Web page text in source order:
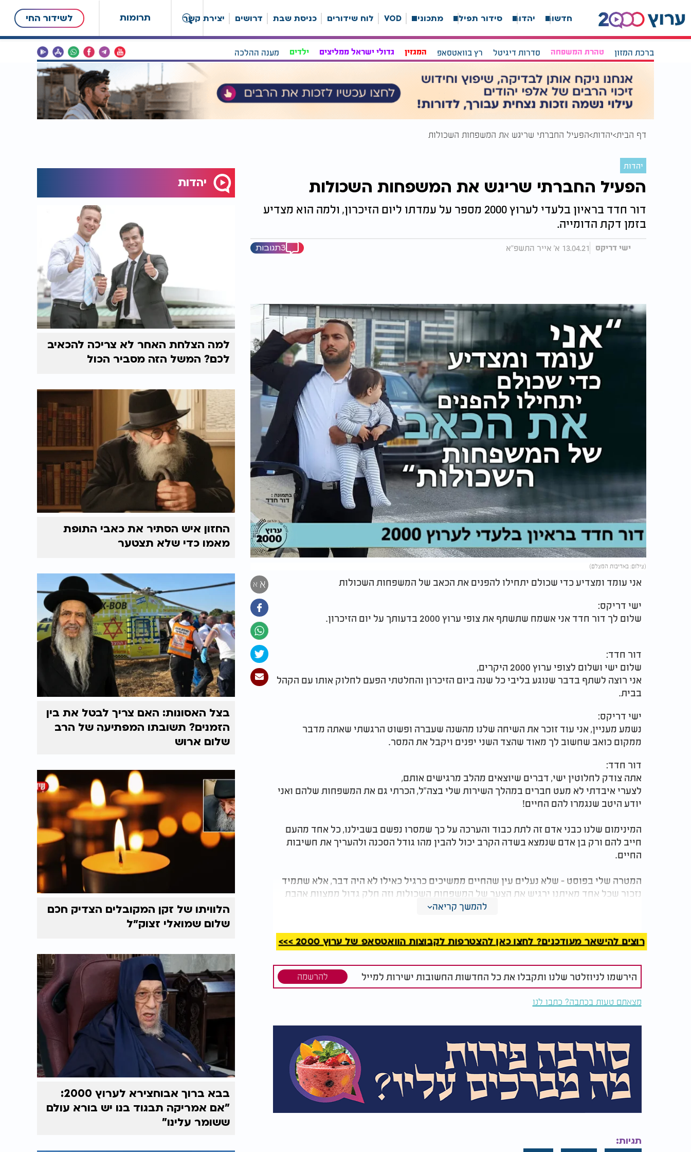
תרומות לשידור החי חדשות יהדות סידור תפילה מתכונים VOD לוח שידורים כניסת שבת דרושים יצירת קשר
ברכת המזון טהרת המשפחה סדרות דיגיטל רץ בוואטסאפ המגזין גדולי ישראל ממליצים ילדים מענה ההלכה
דף הבית יהדות הפעיל החברתי שריגש את המשפחות השכולות
יהדות
הפעיל החברתי שריגש את המשפחות השכולות
דור חדד בראיון בלעדי לערוץ 2000 מספר על עמדתו ליום הזיכרון, ולמה הוא מצדיע
בזמן דקת הדומייה.
ישי דריקס 13.04.21 א' אייר התשפ"א 3תגובות
(צילום: באדיבות המצלם)
א א
אני עומד ומצדיע כדי שכולם יתחילו להפנים את הכאב של המשפחות השכולות
ישי דריקס:
שלום לך דור חדד אני אשמח שתשתף את צופי ערוץ 2000 בדעותך על יום הזיכרון.
דור חדד:
שלום ישי ושלום לצופי ערוץ 2000 היקרים,
אני רוצה לשתף בדבר שנוגע בליבי כל שנה ביום הזיכרון והחלטתי הפעם לחלוק אותו עם הקהל
בבית.
ישי דריקס:
נשמע מעניין, אני עוד זוכר את השיחה שלנו מהשנה שעברה ופשוט הרגשתי שאתה מדבר
ממקום כואב שחשוב לך מאוד שהצד השני יפנים ויקבל את המסר.
דור חדד:
אתה צודק לחלוטין ישי, דברים שיוצאים מהלב מרגישים אותם,
לצערי איבדתי לא מעט חברים במהלך השירות שלי בצה"ל, הכרתי גם את המשפחות שלהם ואני
יודע היטב שנגמרו להם החיים!
המינימום שלנו כבני אדם זה לתת כבוד והערכה על כך שמסרו נפשם בשבילנו, כל אחד מהעם
חייב להם ורק בן אדם שנמצא בשדה הקרב יכול להבין מהו גודל הסכנה ולהעריך את חשיבות
החיים.
המטרה שלי בפוסט - שלא נעלים עין שהחיים ממשיכים כרגיל כאילו לא היה דבר, אלא שתמיד
נזכור שכל אחד מאיתנו ירגיש את הצער של המשפחות השכולות וזה חלק גדול ממצוות אהבת
שורד
חב”דית במצב קשה
מקורונה
ישי דריקס:
למה כל כך חשוב לך שאנשים ירגישו את הצער של המשפחות שאיבדו את יקיריהם?
הם יותר רגישים וסבלנים לזולת, למה להגיע למקום כזה אכזרי, הקב"ה מצפה מאיתנו להיות
להמשך קריאה
רוצים להישאר מעודכנים? לחצו כאן להצטרפות לקבוצות הוואטסאפ של ערוץ 2000 >>>
הירשמו לניוזלטר שלנו ותקבלו את כל החדשות החשובות ישירות למייל להרשמה
מצאתם טעות בכתבה? כתבו לנו
תגיות:
יהדות
למה הצלחת האחר לא צריכה להכאיב
לכם? המשל הזה מסביר הכול
החזון איש הסתיר את כאבי התופת
מאמו כדי שלא תצטער
בצל האסונות: האם צריך לבטל את בין
הזמנים? תשובתו המפתיעה של הרב
שלום ארוש
הלוויתו של זקן המקובלים הצדיק חכם
שלום שמואלי זצוק״ל
בבא ברוך אבוחצירא לערוץ 2000:
"אם אמריקה תבגוד בנו יש בורא עולם
ששומר עלינו"